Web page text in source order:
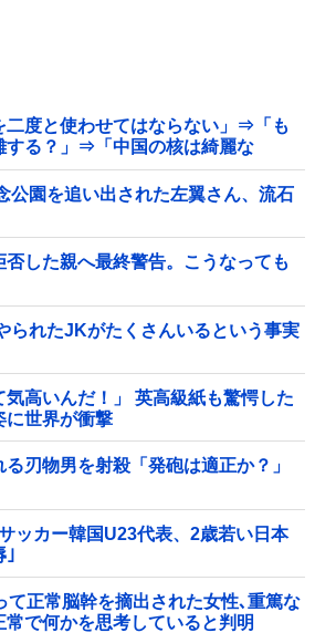
二度と使わせてはならない」⇒「も
する？」⇒「中国の核は綺麗な
公園を追い出された左翼さん、流石
した親へ最終警告。こうなっても
られたJKがたくさんいるという事実
高いんだ！」 英高級紙も驚愕した
に世界が衝撃
刃物男を射殺「発砲は適正か？」
ッカー韓国U23代表、2歳若い日本
｣
て正常脳幹を摘出された女性､重篤な
で何かを思考していると判明